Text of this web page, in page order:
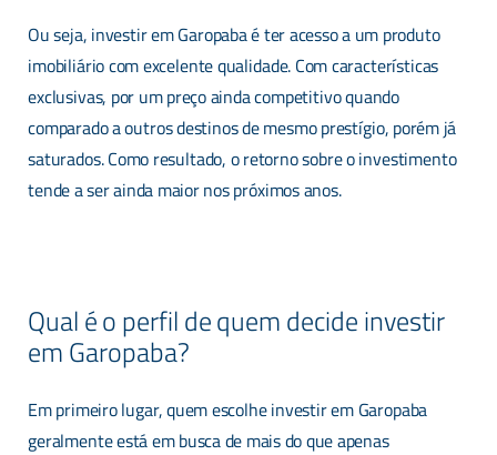
Ou seja, investir em Garopaba é ter acesso a um produto
imobiliário com excelente qualidade. Com características
exclusivas, por um preço ainda competitivo quando
comparado a outros destinos de mesmo prestígio, porém já
saturados. Como resultado, o retorno sobre o investimento
tende a ser ainda maior nos próximos anos.
Qual é o perfil de quem decide investir
em Garopaba?
Em primeiro lugar, quem escolhe investir em Garopaba
geralmente está em busca de mais do que apenas